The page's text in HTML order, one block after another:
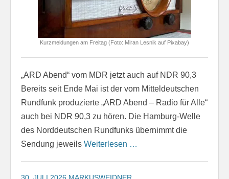
Kurzmeldungen am Freitag (Foto: Miran Lesnik auf Pixabay)
„ARD Abend“ vom MDR jetzt auch auf NDR 90,3
Bereits seit Ende Mai ist der vom Mitteldeutschen
Rundfunk produzierte „ARD Abend – Radio für Alle“
auch bei NDR 90,3 zu hören. Die Hamburg-Welle
des Norddeutschen Rundfunks übernimmt die
Sendung jeweils Weiterlesen …